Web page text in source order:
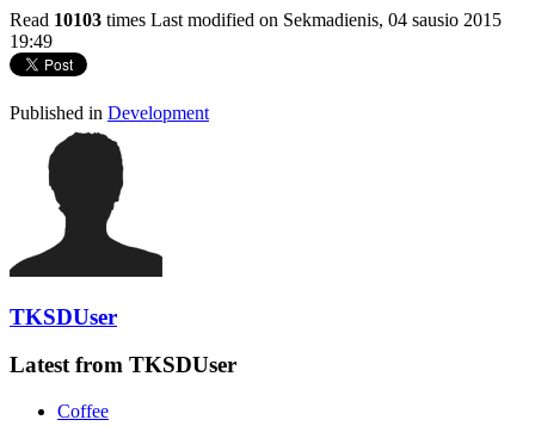
Read 10103 times Last modified on Sekmadienis, 04 sausio 2015
19:49
Published in Development
TKSDUser
Latest from TKSDUser
Coffee